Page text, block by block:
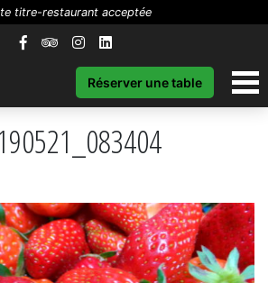
titre-restaurant acceptée
Réserver une table